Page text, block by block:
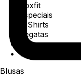
Boxfit
Especiais
T-Shirts
Regatas
Polo
Ver todos
Blusas